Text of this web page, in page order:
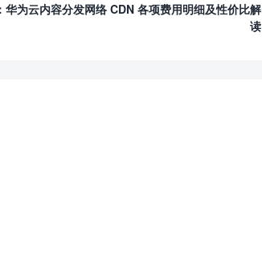
华为云内容分发网络 CDN 各项费用明细及性价比解
读